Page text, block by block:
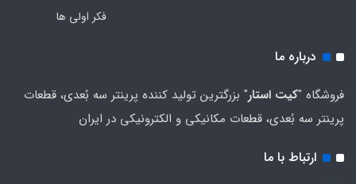
فکر اولی ها
درباره ما
فروشگاه "کیت استار" بزرگترین تولید کننده پرینتر سه بُعدی، قطعات
پرینتر سه بُعدی، قطعات مکانیکی و الکترونیکی در ایران
ارتباط با ما